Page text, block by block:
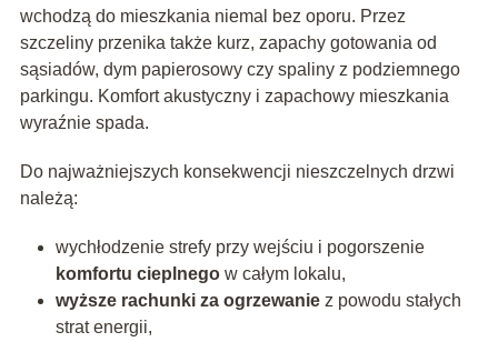
wchodzą do mieszkania niemal bez oporu. Przez
szczeliny przenika także kurz, zapachy gotowania od
sąsiadów, dym papierosowy czy spaliny z podziemnego
parkingu. Komfort akustyczny i zapachowy mieszkania
wyraźnie spada.
Do najważniejszych konsekwencji nieszczelnych drzwi
należą:
wychłodzenie strefy przy wejściu i pogorszenie
komfortu cieplnegow całym lokalu,
wyższe rachunki za ogrzewaniez powodu stałych
strat energii,